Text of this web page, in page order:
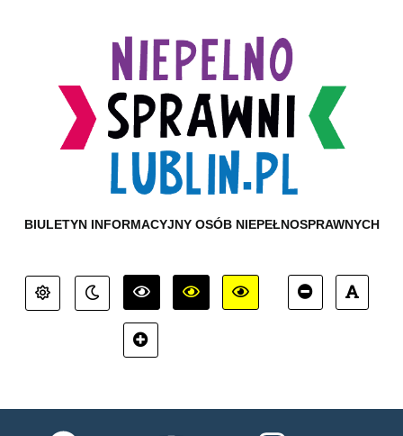
BIULETYN INFORMACYJNY OSÓB NIEPEŁNOSPRAWNYCH